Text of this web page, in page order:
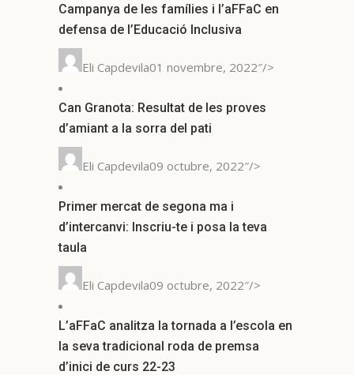
Campanya de les famílies i l’aFFaC en
defensa de l’Educació Inclusiva
Eli Capdevila01 novembre, 2022″/>
Can Granota: Resultat de les proves
d’amiant a la sorra del pati
Eli Capdevila09 octubre, 2022″/>
Primer mercat de segona ma i
d’intercanvi: Inscriu-te i posa la teva
taula
Eli Capdevila09 octubre, 2022″/>
L’aFFaC analitza la tornada a l’escola en
la seva tradicional roda de premsa
d’inici de curs 22-23